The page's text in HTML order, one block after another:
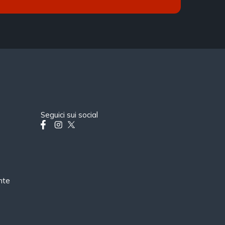
Seguici sui social